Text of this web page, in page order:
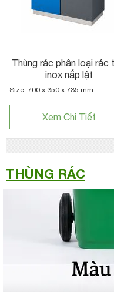
Thùng rác phân loại rác
inox nắp lật
Size: 700 x 350 x 735 mm
Xem Chi Tiết
THÙNG RÁC